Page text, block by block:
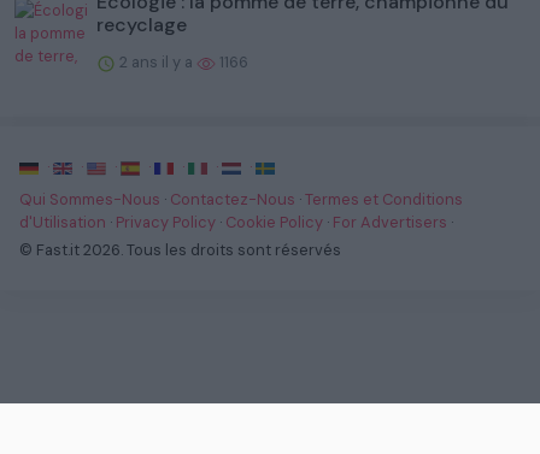
recyclage
2 ans il y a 1166
· · · · · ·
·
Qui Sommes-Nous · Contactez-Nous ·Termes et Conditions
d'Utilisation · Privacy Policy · Cookie Policy · For Advertisers ·
© Fast.it 2026. Tous les droits sont réservés